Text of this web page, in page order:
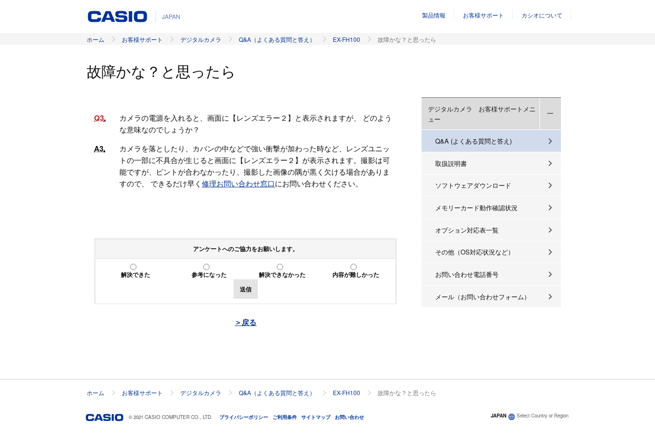
JAPAN 製品情報 お客様サポート カシオについて
ホーム お客様サポート デジタルカメラ Q&A（よくある質問と答え） EX-FH100 故障かな？と思ったら
故障かな？と思ったら
Q3
カメラの電源を入れると、画面に【レンズエラー２】と表示されますが、 どのよう
な意味なのでしょうか？
A3
カメラを落としたり、カバンの中などで強い衝撃が加わった時など、レンズユニッ
トの一部に不具合が生じると画面に【レンズエラー２】が表示されます。撮影は可
能ですが、ピントが合わなかったり、撮影した画像の隅が黒く欠ける場合がありま
すので、 できるだけ早く修理お問い合わせ窓口にお問い合わせください。
アンケートへのご協力をお願いします。
解決できた 参考になった 解決できなかった
内容が難しかった
送信
＞戻る
デジタルカメラ お客様サポートメニ
ュー
Q&A (よくある質問と答え)
取扱説明書
ソフトウェアダウンロード
メモリーカード動作確認状況
オプション対応表一覧
その他（OS対応状況など）
お問い合わせ電話番号
メール（お問い合わせフォーム）
ホーム お客様サポート デジタルカメラ Q&A（よくある質問と答え） EX-FH100 故障かな？と思ったら
© 2021 CASIO COMPUTER CO., LTD. プライバシーポリシー ご利用条件 サイトマップ お問い合わせ JAPAN Select Country or Region